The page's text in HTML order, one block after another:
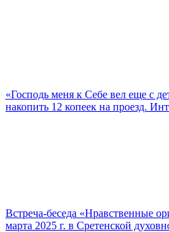
«Господь меня к Себе вел еще с
накопить 12 копеек на проезд.
Встреча-беседа «Нравственные
марта 2025 г. в Сретенской